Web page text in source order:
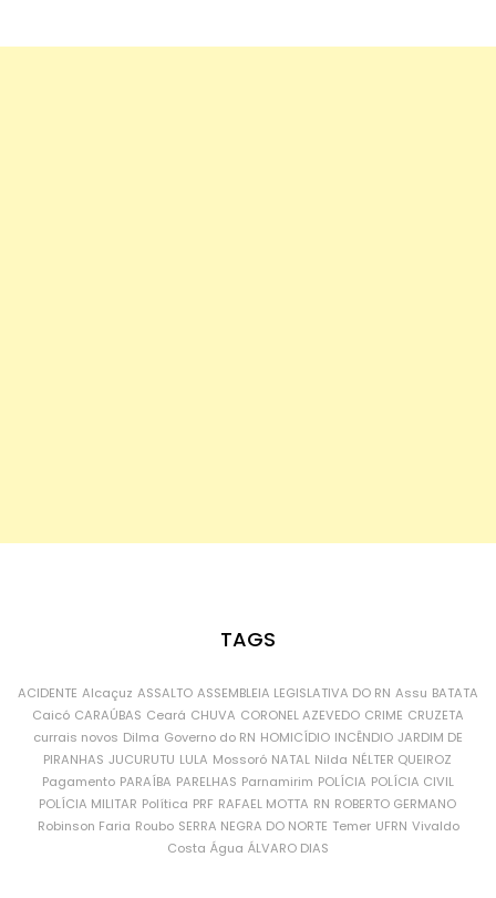
TAGS
ACIDENTE Alcaçuz ASSALTO ASSEMBLEIA LEGISLATIVA DO RN Assu BATATA
Caicó CARAÚBAS Ceará CHUVA CORONEL AZEVEDO CRIME CRUZETA
currais novos Dilma Governo do RN HOMICÍDIO INCÊNDIO JARDIM DE
PIRANHAS JUCURUTU LULA Mossoró NATAL Nilda NÉLTER QUEIROZ
Pagamento PARAÍBA PARELHAS Parnamirim POLÍCIA POLÍCIA CIVIL
POLÍCIA MILITAR Política PRF RAFAEL MOTTA RN ROBERTO GERMANO
Robinson Faria Roubo SERRA NEGRA DO NORTE Temer UFRN Vivaldo
Costa Água ÁLVARO DIAS